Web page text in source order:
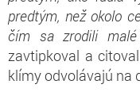
predtým, než okolo
čím sa zrodili malé
zavtipkoval a
klímy odvolávajú na